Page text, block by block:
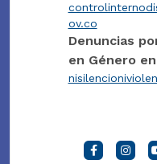
ov.co
Denuncias
en Género